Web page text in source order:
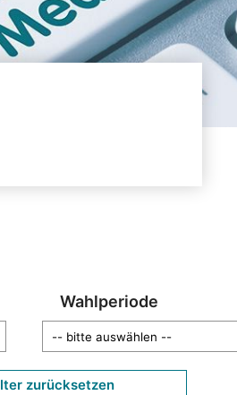
Wahlperiode
zurücksetzen